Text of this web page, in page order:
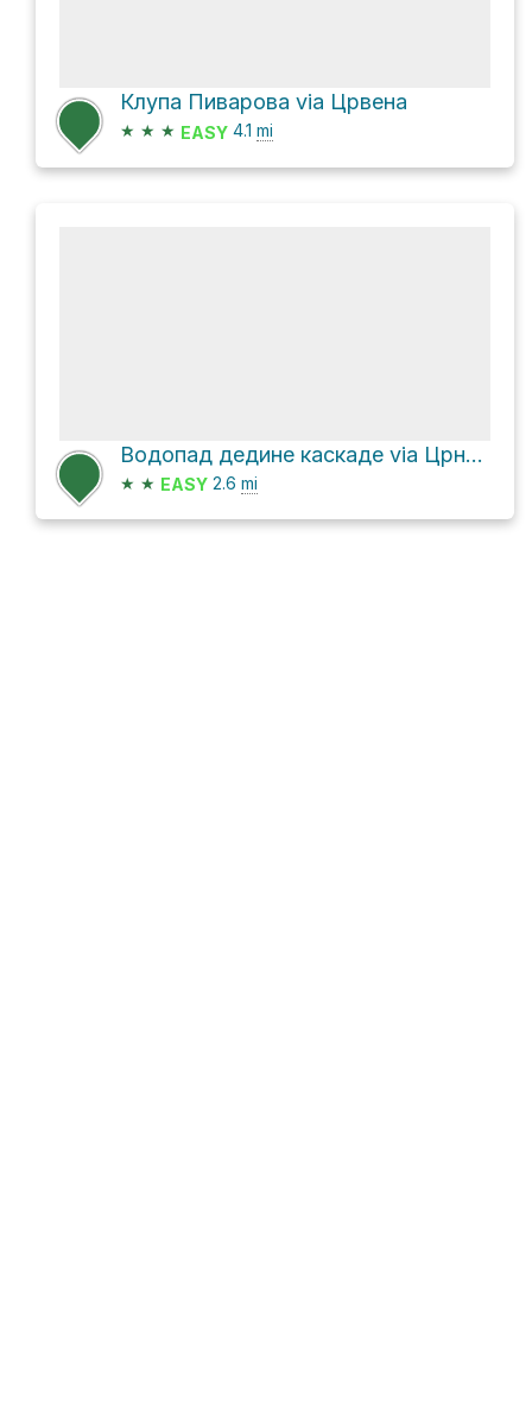
Клупа Пиварова via Црвена
★ ★ ★ EASY 4.1 mi
Водопад дедине каскаде via Црна, ФГ Маратон
★ ★ EASY 2.6 mi